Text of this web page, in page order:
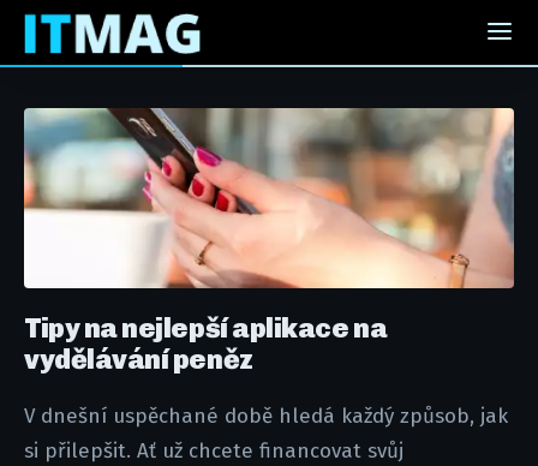
Tipy na nejlepší aplikace na
vydělávání peněz
V dnešní uspěchané době hledá každý způsob, jak
si přilepšit. Ať už chcete financovat svůj